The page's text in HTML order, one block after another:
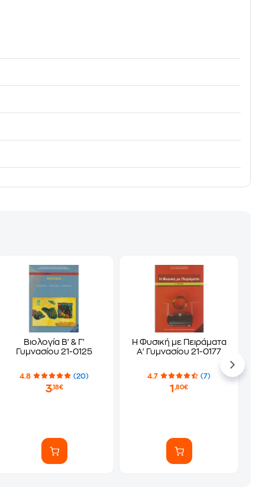
Βιολογία Β' & Γ'
Γυμνασίου 21-0125
4.8 (20)
3,18€
Η Φυσική με Πειράματα
Α' Γυμνασίου 21-0177
4.7 (7)
1,80€